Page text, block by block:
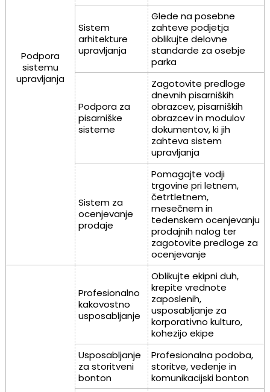
Podpora
sistemu
upravljanja
Sistem
arhitekture
upravljanja
Glede na posebne
zahteve podjetja
oblikujte delovne
standarde za osebje
parka
Podpora za
pisarniške
sisteme
Zagotovite predloge
dnevnih pisarniških
obrazcev, pisarniških
obrazcev in modulov
dokumentov, ki jih
zahteva sistem
upravljanja
Sistem za
ocenjevanje
prodaje
Pomagajte vodji
trgovine pri letnem,
četrtletnem,
mesečnem in
tedenskem ocenjevanju
prodajnih nalog ter
zagotovite predloge za
ocenjevanje
Profesionalno
kakovostno
usposabljanje
Oblikujte ekipni duh,
krepite vrednote
zaposlenih,
usposabljanje za
korporativno kulturo,
kohezijo ekipe
Usposabljanje
za storitveni
bonton
Profesionalna podoba,
storitve, vedenje in
komunikacijski bonton